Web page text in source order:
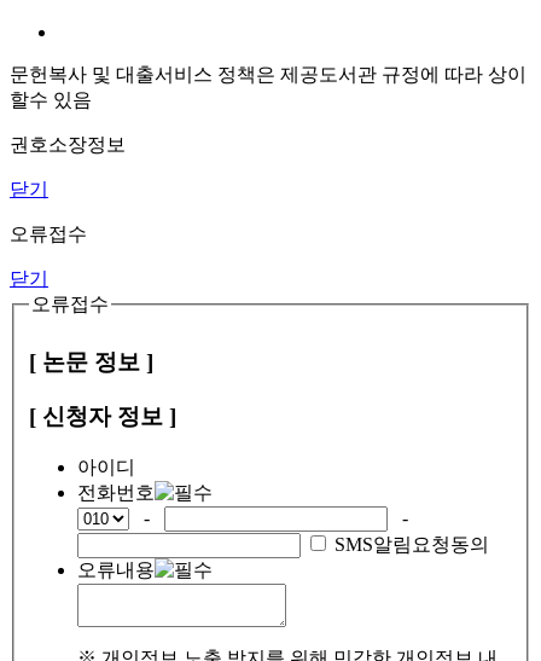
문헌복사 및 대출서비스 정책은 제공도서관 규정에 따라 상이
할수 있음
권호소장정보
닫기
오류접수
닫기
오류접수
[ 논문 정보 ]
[ 신청자 정보 ]
아이디
전화번호
-
-
SMS알림요청동의
오류내용